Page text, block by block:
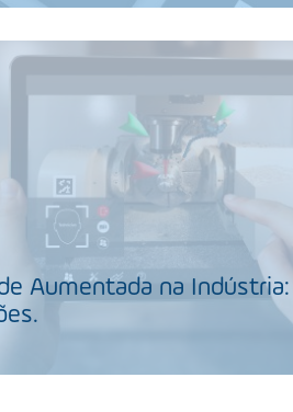
Aumentada na Indústria: